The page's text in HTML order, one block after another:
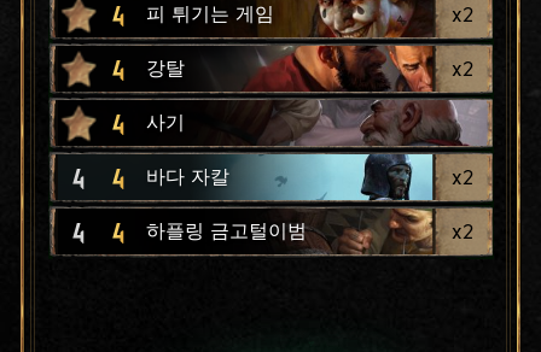
4 피 튀기는 게임 x2
4 강탈 x2
4 사기
4 4 바다 자칼 x2
4 4 하플링 금고털이범 x2